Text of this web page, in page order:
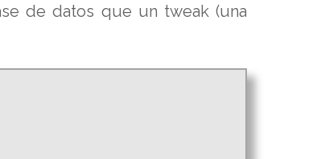
de datos que un tweak (una